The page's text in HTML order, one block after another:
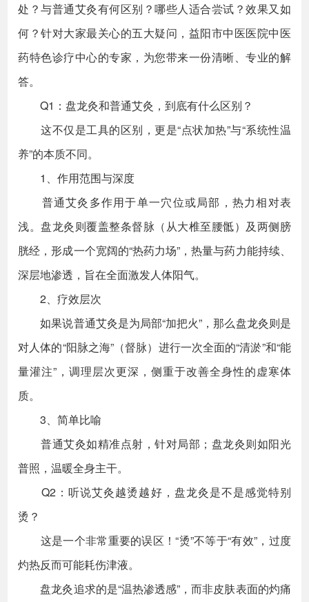
处？与普通艾灸有何区别？哪些人适合尝试？效果又如
何？针对大家最关心的五大疑问，益阳市中医医院中医
药特色诊疗中心的专家，为您带来一份清晰、专业的解
答。
Q1：盘龙灸和普通艾灸，到底有什么区别？
这不仅是工具的区别，更是“点状加热”与“系统性温
养”的本质不同。
1、作用范围与深度
普通艾灸多作用于单一穴位或局部，热力相对表
浅。盘龙灸则覆盖整条督脉（从大椎至腰骶）及两侧膀
胱经，形成一个宽阔的“热药力场”，热量与药力能持续、
深层地渗透，旨在全面激发人体阳气。
2、疗效层次
如果说普通艾灸是为局部“加把火”，那么盘龙灸则是
对人体的“阳脉之海”（督脉）进行一次全面的“清淤”和“能
量灌注”，调理层次更深，侧重于改善全身性的虚寒体
质。
3、简单比喻
普通艾灸如精准点射，针对局部；盘龙灸则如阳光
普照，温暖全身主干。
Q2：听说艾灸越烫越好，盘龙灸是不是感觉特别
烫？
这是一个非常重要的误区！“烫”不等于“有效”，过度
灼热反而可能耗伤津液。
盘龙灸追求的是“温热渗透感”，而非皮肤表面的灼痛